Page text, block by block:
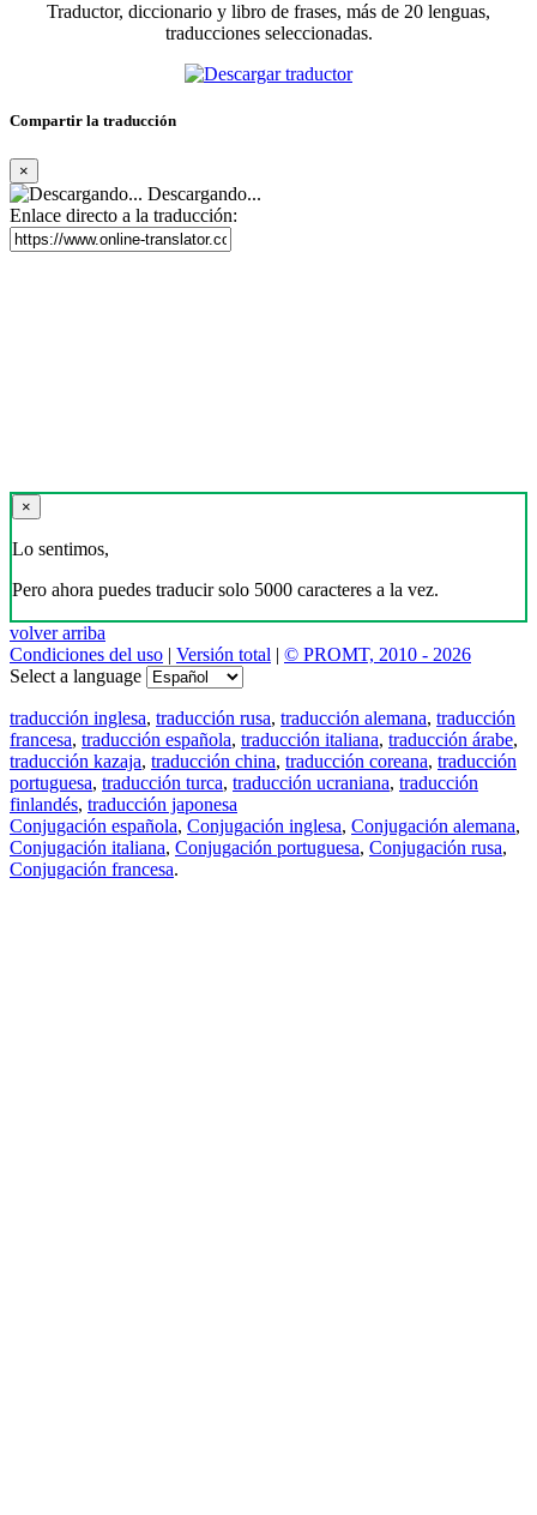
Traductor, diccionario y libro de frases, más de 20 lenguas,
traducciones seleccionadas.
Compartir la traducción
×
Descargando...
Enlace directo a la traducción:
×
Lo sentimos,
Pero ahora puedes traducir solo 5000 caracteres a la vez.
volver arriba
Condiciones del uso | Versión total | © PROMT, 2010 - 2026
Select a language
traducción inglesa, traducción rusa, traducción alemana, traducción
francesa, traducción española, traducción italiana, traducción árabe,
traducción kazaja, traducción china, traducción coreana, traducción
portuguesa, traducción turca, traducción ucraniana, traducción
finlandés, traducción japonesa
Conjugación española, Conjugación inglesa, Conjugación alemana,
Conjugación italiana, Conjugación portuguesa, Conjugación rusa,
Conjugación francesa.